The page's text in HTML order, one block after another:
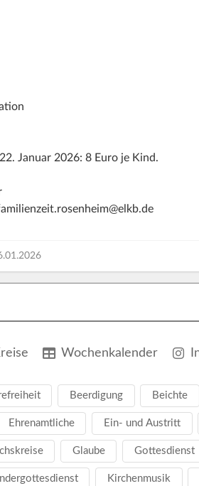
Januar 2026: 8 Euro je Kind.
Wochenkalender
Beerdigung Beichte
Ehrenamtliche Ein- und Austritt
Glaube Gottesdienst
Kirchenmusik